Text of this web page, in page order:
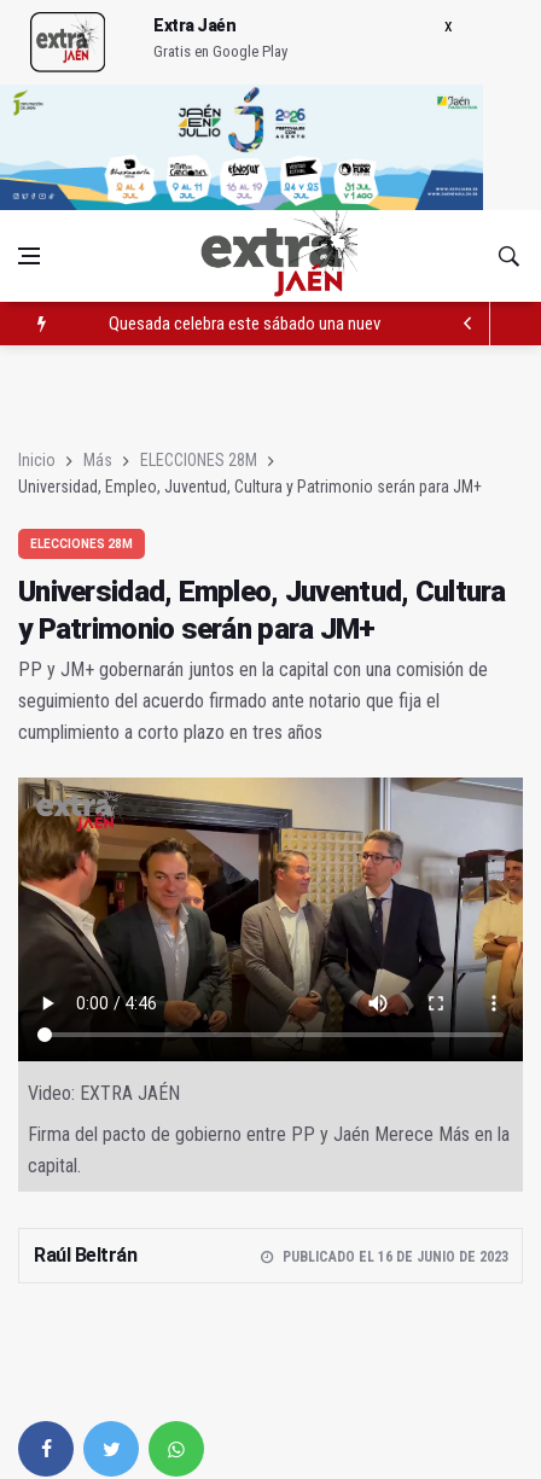
Extra Jaén
Gratis en Google Play
Quesada celebra este sábado una nueva jornada de Orgullo
Inicio Más
ELECCIONES 28M
Universidad, Empleo, Juventud, Cultura y Patrimonio serán para JM+
ELECCIONES 28M
Universidad, Empleo, Juventud, Cultura
y Patrimonio serán para JM+
PP y JM+ gobernarán juntos en la capital con una comisión de
seguimiento del acuerdo firmado ante notario que fija el
cumplimiento a corto plazo en tres años
Video: EXTRA JAÉN
Firma del pacto de gobierno entre PP y Jaén Merece Más en la
capital.
Raúl Beltrán PUBLICADO EL 16 DE JUNIO DE 2023